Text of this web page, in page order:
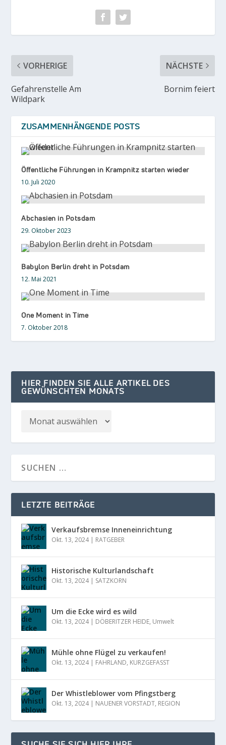
VORHERIGE
Gefahrenstelle Am
Wildpark
NÄCHSTE
Bornim feiert
ZUSAMMENHÄNGENDE POSTS
Öffentliche Führungen in Krampnitz starten wieder
10. Juli 2020
Abchasien in Potsdam
29. Oktober 2023
Babylon Berlin dreht in Potsdam
12. Mai 2021
One Moment in Time
7. Oktober 2018
HIER FINDEN SIE ALLE ARTIKEL DES
GEWÜNSCHTEN MONATS
LETZTE BEITRÄGE
Verkaufsbremse Inneneinrichtung
Okt. 13, 2024| RATGEBER
Historische Kulturlandschaft
Okt. 13, 2024| SATZKORN
Um die Ecke wird es wild
Okt. 13, 2024| DÖBERITZER HEIDE, Umwelt
Mühle ohne Flügel zu verkaufen!
Okt. 13, 2024| FAHRLAND, KURZGEFASST
Der Whistleblower vom Pfingstberg
Okt. 13, 2024| NAUENER VORSTADT, REGION